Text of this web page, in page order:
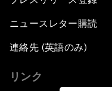
ニュースレター購読
連絡先 (英語のみ)
リンク